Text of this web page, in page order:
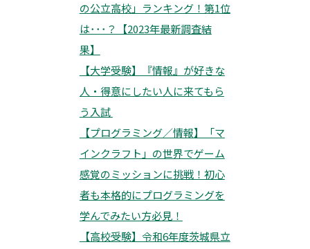
の公立高校」ランキング！第1位
は･･･？【2023年最新調査結
果】
【大学受験】『情報』が好きな
人・得意にしたい人に来てもら
う入試
【プログラミング／情報】「マ
インクラフト」の世界でゲーム
感覚のミッションに挑戦！初心
者も本格的にプログラミングを
学んでみたい方必見！
【高校受験】令和6年度茨城県立